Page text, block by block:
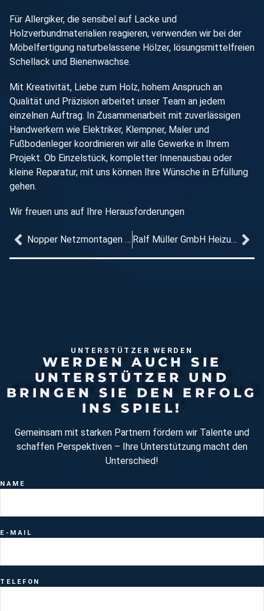
Für Allergiker, die sensibel auf Lacke und
Holzverbundmaterialien reagieren, verwenden wir bei der
Möbelfertigung naturbelassene Hölzer, lösungsmittelfreien
Schellack und Bienenwachse.
Mit Kreativität, Liebe zum Holz, hohem Anspruch an
Qualität und Präzision arbeitet unser Team an jedem
einzelnen Auftrag. In Zusammenarbeit mit zuverlässigen
Handwerkern wie Elektriker, Klempner, Maler und
Fußbodenleger koordinieren wir alle Gewerke in Ihrem
Projekt. Ob Einzelstück, kompletter Innenausbau oder
kleine Reparatur, mit uns können Ihre Wünsche in Erfüllung
gehen.
Wir freuen uns auf Ihre Herausforderungen
Nopper Netzmontagen GmbH Ralf Müller GmbH Heizung Sanitär
UNTERSTÜTZER WERDEN
WERDEN AUCH SIE
UNTERSTÜTZER UND
BRINGEN SIE DEN ERFOLG
INS SPIEL!
Gemeinsam mit starken Partnern fördern wir Talente und
schaffen Perspektiven – Ihre Unterstützung macht den
Unterschied!
NAME
E-MAIL
TELEFON